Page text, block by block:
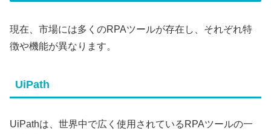
現在、市場には多くのRPAツールが存在し、それぞれ特
徴や機能が異なります。
UiPath
UiPathは、世界中で広く使用されているRPAツールの一